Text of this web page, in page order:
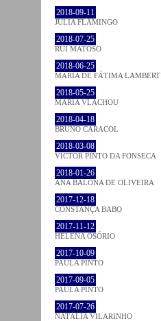
2018-09-11
JULIA FLAMINGO
2018-07-25
RUI MATOSO
2018-06-25
MARIA DE FÁTIMA LAMBERT
2018-05-25
MARIA VLACHOU
2018-04-18
BRUNO CARACOL
2018-03-08
VICTOR PINTO DA FONSECA
2018-01-26
ANA BALONA DE OLIVEIRA
2017-12-18
CONSTANÇA BABO
2017-11-12
HELENA OSÓRIO
2017-10-09
PAULA PINTO
2017-09-05
PAULA PINTO
2017-07-26
NATÁLIA VILARINHO